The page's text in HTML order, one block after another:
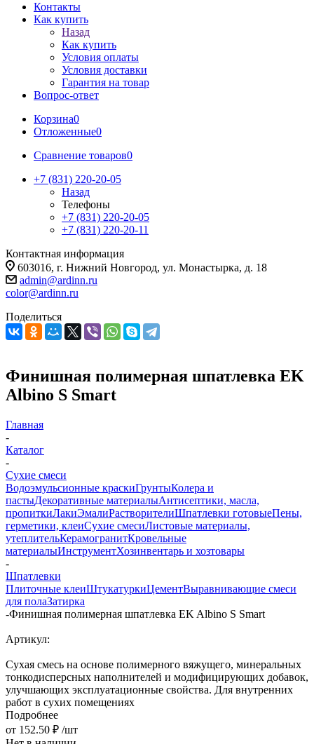
Контакты
Как купить
Назад
Как купить
Условия оплаты
Условия доставки
Гарантия на товар
Вопрос-ответ
Корзина0
Отложенные0
Сравнение товаров0
+7 (831) 220-20-05
Назад
Телефоны
+7 (831) 220-20-05
+7 (831) 220-20-11
Контактная информация
603016, г. Нижний Новгород, ул. Монастырка, д. 18
admin@ardinn.ru
color@ardinn.ru
Поделиться
Финишная полимерная шпатлевка EK
Albino S Smart
Главная
-
Каталог
-
Сухие смеси
Водоэмульсионные краскиГрунтыКолера и
пастыДекоративные материалыАнтисептики, масла,
пропиткиЛакиЭмалиРастворителиШпатлевки готовыеПены,
герметики, клеиСухие смесиЛистовые материалы,
утеплительКерамогранитКровельные
материалыИнструментХозинвентарь и хозтовары
-
Шпатлевки
Плиточные клеиШтукатуркиЦементВыравнивающие смеси
для полаЗатирка
-Финишная полимерная шпатлевка EK Albino S Smart
Артикул:
Сухая смесь на основе полимерного вяжущего, минеральных
тонкодисперсных наполнителей и модифицирующих добавок,
улучшающих эксплуатационные свойства. Для внутренних
работ в сухих помещениях
Подробнее
от 152.50 ₽ /шт